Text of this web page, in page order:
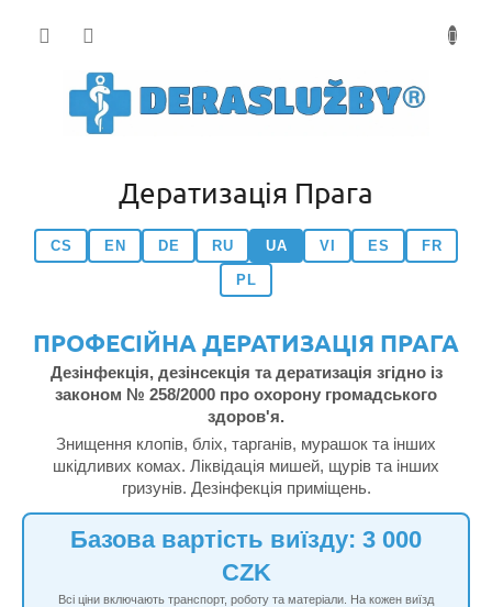
Дератизація Прага
CS EN DE RU UA VI ES FR
PL
ПРОФЕСІЙНА ДЕРАТИЗАЦІЯ ПРАГА
Дезінфекція, дезінсекція та дератизація згідно із
законом № 258/2000 про охорону громадського
здоров'я.
Знищення клопів, бліх, тарганів, мурашок та інших
шкідливих комах. Ліквідація мишей, щурів та інших
гризунів. Дезінфекція приміщень.
Базова вартість виїзду: 3 000
CZK
Всі ціни включають транспорт, роботу та матеріали. На кожен виїзд